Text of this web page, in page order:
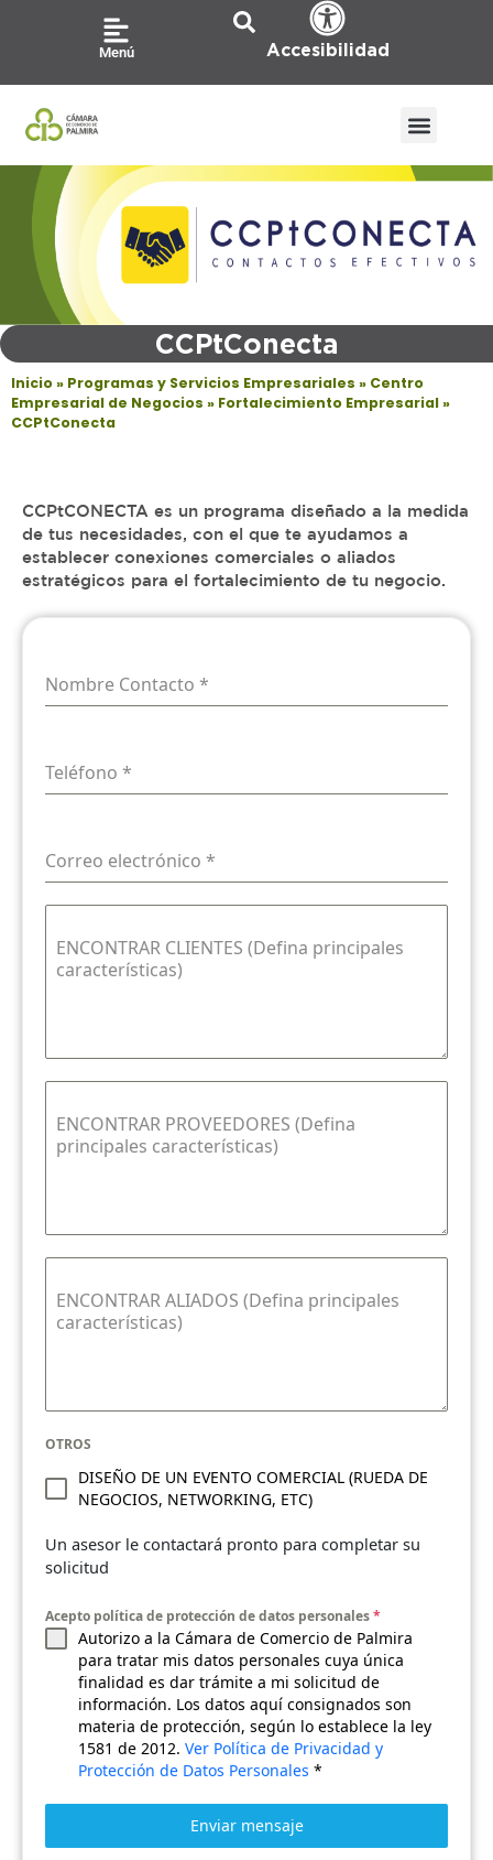
Menú Accesibilidad
CCPtConecta
Inicio» Programas y Servicios Empresariales » Centro
Empresarial de Negocios » Fortalecimiento Empresarial»
CCPtConecta
CCPtCONECTA es un programa diseñado a la medida
de tus necesidades, con el que te ayudamos a
establecer conexiones comerciales o aliados
estratégicos para el fortalecimiento de tu negocio.
Nombre Contacto *
Teléfono *
Correo electrónico *
ENCONTRAR CLIENTES (Defina principales
características)
ENCONTRAR PROVEEDORES (Defina
principales características)
ENCONTRAR ALIADOS (Defina principales
características)
OTROS
DISEÑO DE UN EVENTO COMERCIAL (RUEDA DE
NEGOCIOS, NETWORKING, ETC)
Un asesor le contactará pronto para completar su
solicitud
Acepto política de protección de datos personales*
Autorizo a la Cámara de Comercio de Palmira
para tratar mis datos personales cuya única
finalidad es dar trámite a mi solicitud de
información. Los datos aquí consignados son
materia de protección, según lo establece la ley
1581 de 2012. Ver Política de Privacidad y
Protección de Datos Personales *
Enviar mensaje